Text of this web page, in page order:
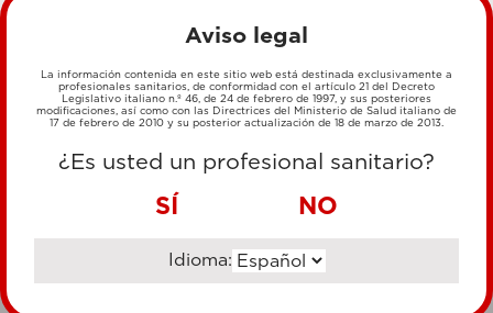
MÉTODOS DE PAGO
TRANSFERENCIA BANCARIA
Aviso legal
La información contenida en este sitio web está destinada exclusivamente a
profesionales sanitarios, de conformidad con el artículo 21 del Decreto
Legislativo italiano n.º 46, de 24 de febrero de 1997, y sus posteriores
modificaciones, así como con las Directrices del Ministerio de Salud italiano de
17 de febrero de 2010 y su posterior actualización de 18 de marzo de 2013.
¿Es usted un profesional sanitario?
SÍ NO
Idioma: